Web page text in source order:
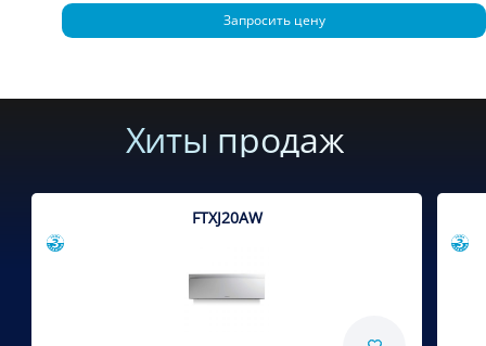
Запросить цену
Хиты продаж
FTXJ20AW